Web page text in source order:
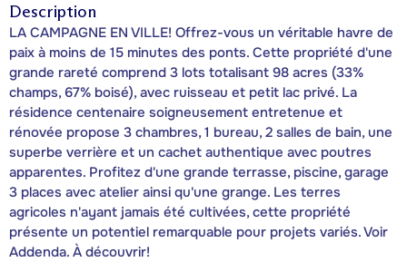
Description
LA CAMPAGNE EN VILLE! Offrez-vous un véritable havre de
paix à moins de 15 minutes des ponts. Cette propriété d'une
grande rareté comprend 3 lots totalisant 98 acres (33%
champs, 67% boisé), avec ruisseau et petit lac privé. La
résidence centenaire soigneusement entretenue et
rénovée propose 3 chambres, 1 bureau, 2 salles de bain, une
superbe verrière et un cachet authentique avec poutres
apparentes. Profitez d'une grande terrasse, piscine, garage
3 places avec atelier ainsi qu'une grange. Les terres
agricoles n'ayant jamais été cultivées, cette propriété
présente un potentiel remarquable pour projets variés. Voir
Addenda. À découvrir!